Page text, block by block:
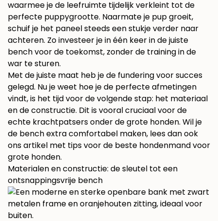
waarmee je de leefruimte tijdelijk verkleint tot de
perfecte puppygrootte. Naarmate je pup groeit,
schuif je het paneel steeds een stukje verder naar
achteren. Zo investeer je in één keer in de juiste
bench voor de toekomst, zonder de training in de
war te sturen.
Met de juiste maat heb je de fundering voor succes
gelegd. Nu je weet hoe je de perfecte afmetingen
vindt, is het tijd voor de volgende stap: het materiaal
en de constructie. Dit is vooral cruciaal voor de
echte krachtpatsers onder de grote honden. Wil je
de bench extra comfortabel maken, lees dan ook
ons artikel met tips voor de beste hondenmand voor
grote honden.
Materialen en constructie: de sleutel tot een
ontsnappingsvrije bench